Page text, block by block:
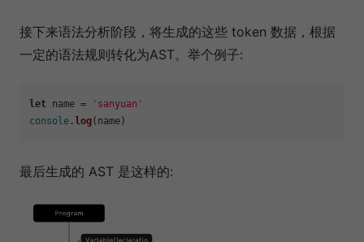
接下来语法分析阶段，将生成的这些 token 数据，根据
一定的语法规则转化为AST。举个例子:
let name =
'sanyuan'
console .log
最后生成的 AST 是这样的: